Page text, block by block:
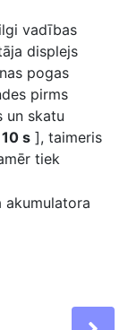
vadības
displejs
pogas
pirms
un skatu
10 s ], taimeris
tiek
akumulatora